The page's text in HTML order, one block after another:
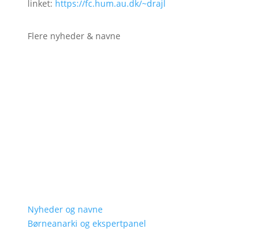
linket: https://fc.hum.au.dk/~drajl
Flere nyheder & navne
Nyheder og navne
Børneanarki og ekspertpanel